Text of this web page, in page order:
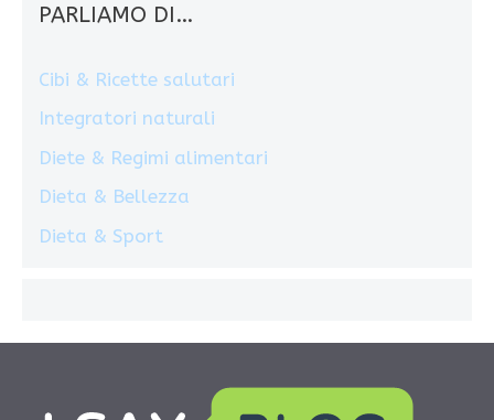
PARLIAMO DI…
Cibi & Ricette salutari
Integratori naturali
Diete & Regimi alimentari
Dieta & Bellezza
Dieta & Sport